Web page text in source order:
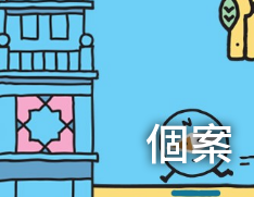
個案